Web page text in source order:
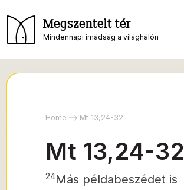
Megszentelt tér
Mindennapi imádság a világhálón
Home Mt 13,24-32
Mt 13,24-32
24Más példabeszédet is